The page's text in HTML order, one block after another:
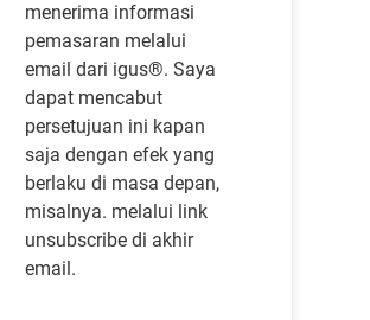
menerima informasi
pemasaran melalui
email dari igus®. Saya
dapat mencabut
persetujuan ini kapan
saja dengan efek yang
berlaku di masa depan,
misalnya. melalui link
unsubscribe di akhir
email.